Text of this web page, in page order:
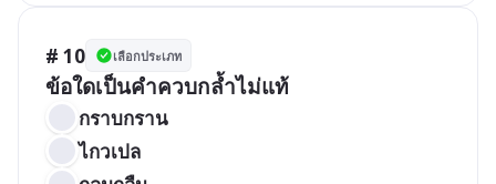
# 10 เลือกประเภท
ข้อใดเป็นคำควบกล้ำไม่แท้
กราบกราน
ไกวเปล